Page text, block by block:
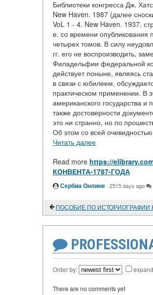
Библиотеки конгресса Дж.
New Haven. 1987 (далее
VoL 1 - 4. New Haven. 1937.
е. со времени опубликования
четырех томов. В силу
гг. его не воспроизводить,
Филадельфии федеральной
действует поныне, являясь
в связи с юбилеем,
практическом применении. В
американского государства
также достоверности
это ни странно, но по
Об этом со всей
Читать далее
Read more https://
КОНВЕНТА-1787-ГОДА
Сербиа Онлине · 2515 days ago
Order by:
There are no comments yet